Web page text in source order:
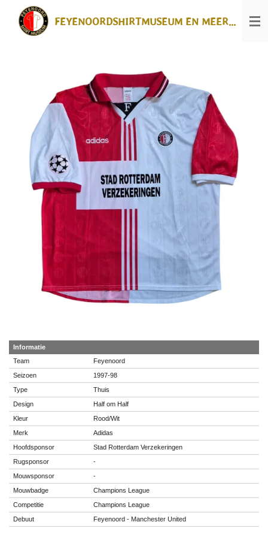
direct
FEYENOORDSHIRTMUSEUM EN MEER...
Informatie
Team
Feyenoord
Seizoen
1997-98
Type
Thuis
Design
Half om Half
Kleur
Rood/Wit
Merk
Adidas
Hoofdsponsor
Stad Rotterdam Verzekeringen
Rugsponsor
-
Mouwsponsor
-
Mouwbadge
Champions League
Competitie
Champions League
Debuut
Feyenoord - Manchester United